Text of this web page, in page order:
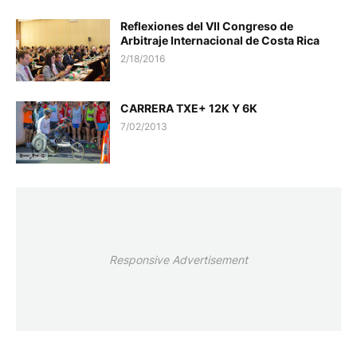
Reflexiones del VII Congreso de
Arbitraje Internacional de Costa Rica
2/18/2016
CARRERA TXE+ 12K Y 6K
7/02/2013
Responsive Advertisement